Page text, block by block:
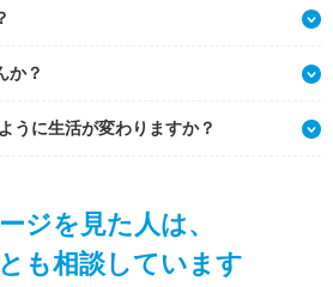
か？
うに生活が変わりますか？
ジを見た人は、
も相談しています